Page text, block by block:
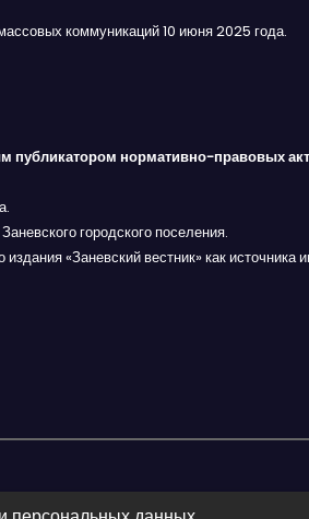
коммуникаций 10 июня 2025 года.
публикатором нормативно-правовых
городского поселения.
«Заневский вестник» как источника